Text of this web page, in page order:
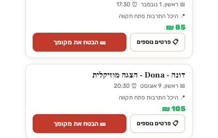
📅 ראשון, 1 נובמבר ⏰ 17:30
📍 היכל התרבות פתח תקווה
85 ₪
📋 פרטים נוספים 🎫 הבטח את מקומך
דונה - Dona - הצגה מוזיקלית
📅 ראשון, 9 אוגוסט ⏰ 20:30
📍 היכל התרבות פתח תקווה
105 ₪
📋 פרטים נוספים 🎫 הבטח את מקומך